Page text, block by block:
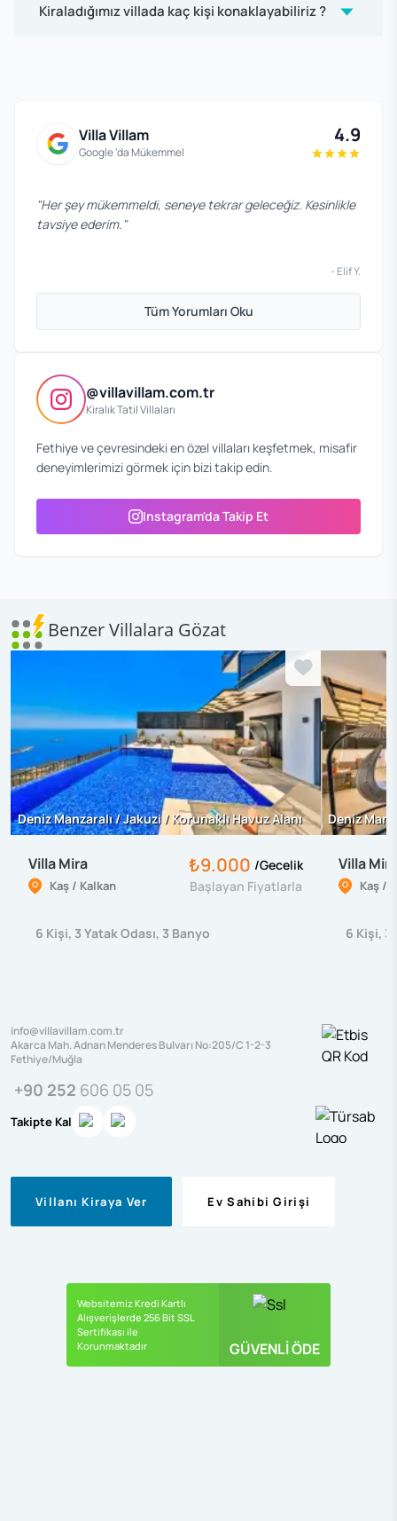
Kiraladığımız villada kaç kişi konaklayabiliriz ?
Villa Villam
Google 'da Mükemmel
4.9
"Her şey mükemmeldi, seneye tekrar geleceğiz. Kesinlikle
tavsiye ederim. "
- Elif Y.
Tüm Yorumları Oku
@villavillam.com.tr
Kiralık Tatil Villaları
Fethiye ve çevresindeki en özel villaları keşfetmek, misafir
deneyimlerimizi görmek için bizi takip edin.
Instagram'da Takip Et
Benzer Villalara Gözat
Deniz Manzaralı / Jakuzi / Korunaklı Havuz Alanı
Villa Mira
Kaş / Kalkan
₺9.000 /Gecelik
Başlayan Fiyatlarla
6 Kişi, 3Yatak Odası, 3 Banyo
Deniz
Villa
Kaş /
6 Kişi, 3
info@villavillam.com.tr
Akarca Mah. Adnan Menderes Bulvarı No:205/C 1-2-3
Fethiye/Muğla
+90 252 606 05 05
Takipte Kal
Villanı Kiraya Ver Ev Sahibi Girişi
Websitemiz Kredi Kartlı
Alışverişlerde 256 Bit SSL
Sertifikası ile
Korunmaktadır
GÜVENLİ ÖDE